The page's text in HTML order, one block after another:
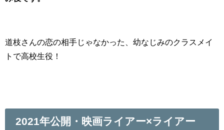
道枝さんの恋の相手じゃなかった、幼なじみのクラスメイ
トで高校生役！
2021年公開・映画ライアー×ライアー